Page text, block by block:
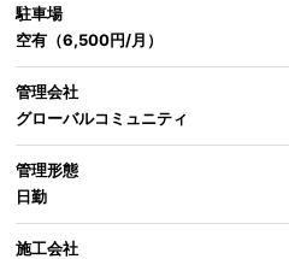
駐車場
空有（6,500円/月）
管理会社
グローバルコミュニティ
管理形態
日勤
施工会社